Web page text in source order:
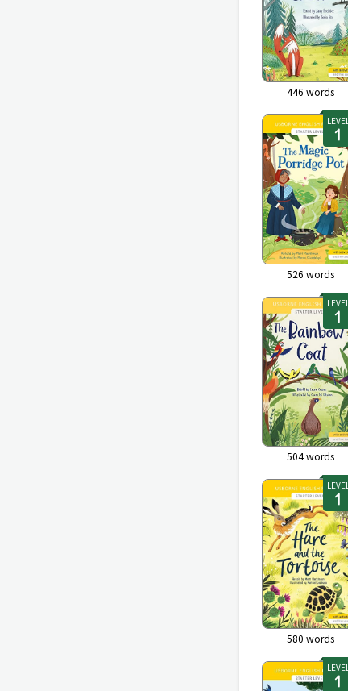
446 words
LEVEL
526 words
LEVEL
504words
LEVEL
580 words
LEVEL